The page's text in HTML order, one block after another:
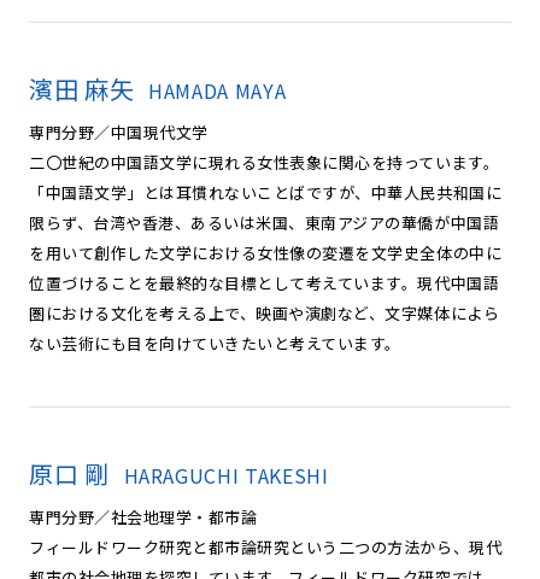
濱田 麻矢 HAMADA MAYA
専門分野／中国現代文学
二〇世紀の中国語文学に現れる女性表象に関心を持っています。
「中国語文学」とは耳慣れないことばですが、中華人民共和国に
限らず、台湾や香港、あるいは米国、東南アジアの華僑が中国語
を用いて創作した文学における女性像の変遷を文学史全体の中に
位置づけることを最終的な目標として考えています。現代中国語
圏における文化を考える上で、映画や演劇など、文字媒体によら
ない芸術にも目を向けていきたいと考えています。
原口 剛 HARAGUCHI TAKESHI
専門分野／社会地理学・都市論
フィールドワーク研究と都市論研究という二つの方法から、現代